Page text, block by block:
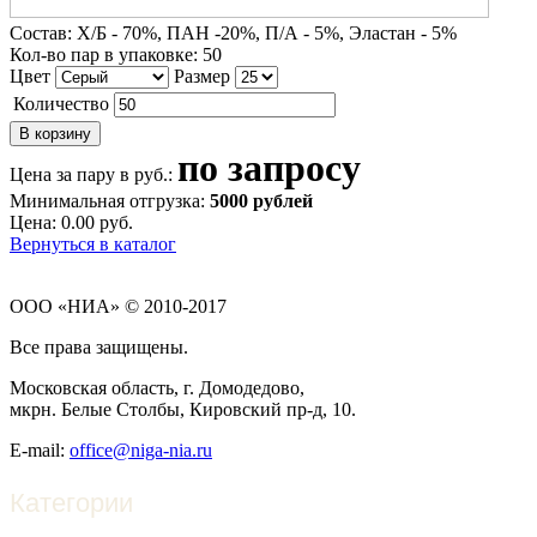
Состав: Х/Б - 70%, ПАН -20%, П/А - 5%, Эластан - 5%
Кол-во пар в упаковке: 50
Цвет
Размер
Количество
Цена за пару в руб.: по запросу
Минимальная отгрузка: 5000 рублей
Цена: 0.00 pуб.
Вернуться в каталог
ООО «НИА» © 2010-2017
Все права защищены.
Московская область, г. Домодедово,
мкрн. Белые Столбы, Кировский пр-д, 10.
E-mail: office@niga-nia.ru
Категории